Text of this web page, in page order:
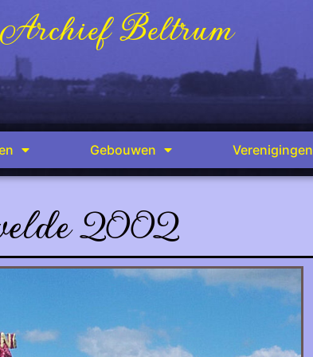
Beltrum
Gebouwen Verenigingen
2002